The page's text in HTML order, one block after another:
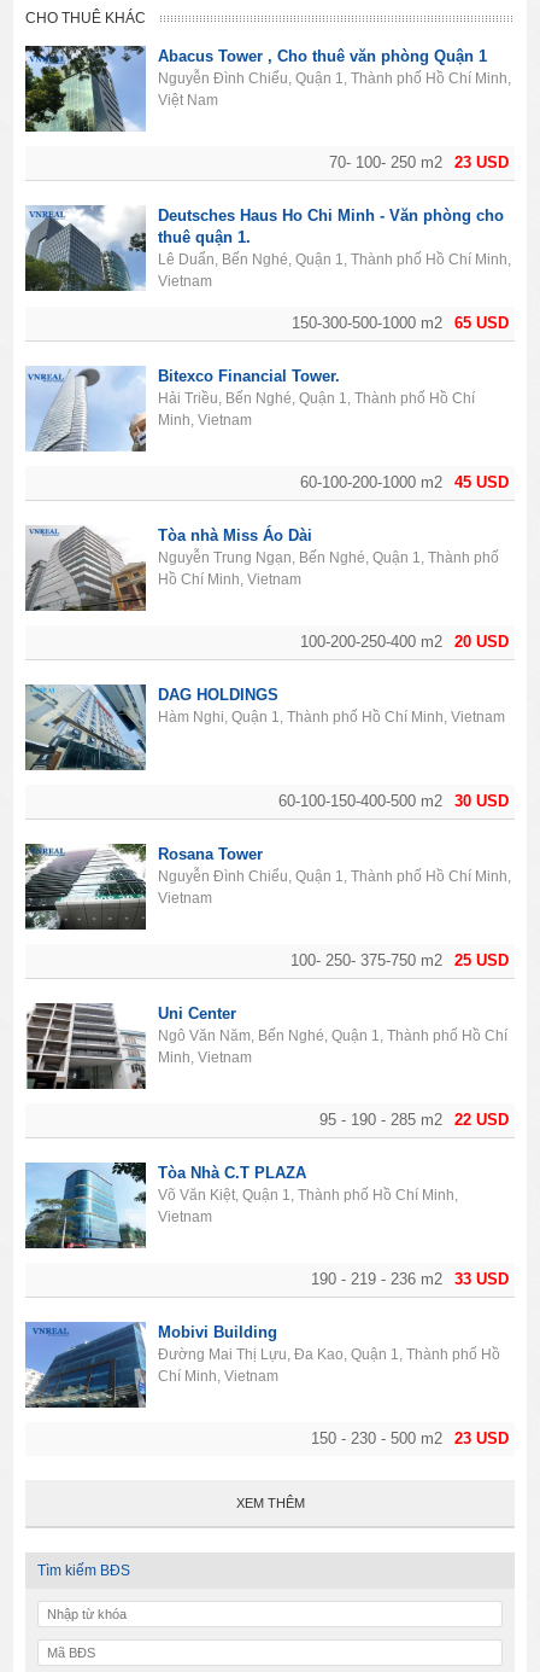
CHO THUÊ KHÁC
23 USD
70- 100- 250 m2
Abacus Tower , Cho thuê văn phòng Quận 1
Nguyễn Đình Chiểu, Quận 1, Thành phố Hồ Chí Minh,
Việt Nam
65 USD
150-300-500-1000 m2
Deutsches Haus Ho Chi Minh - Văn phòng cho
thuê quận 1.
Lê Duẩn, Bến Nghé, Quận 1, Thành phố Hồ Chí Minh,
Vietnam
45 USD
60-100-200-1000 m2
Bitexco Financial Tower.
Hải Triều, Bến Nghé, Quận 1, Thành phố Hồ Chí
Minh, Vietnam
20 USD
100-200-250-400 m2
Tòa nhà Miss Áo Dài
Nguyễn Trung Ngạn, Bến Nghé, Quận 1, Thành phố
Hồ Chí Minh, Vietnam
30 USD
60-100-150-400-500 m2
DAG HOLDINGS
Hàm Nghi, Quận 1, Thành phố Hồ Chí Minh, Vietnam
25 USD
100- 250- 375-750 m2
Rosana Tower
Nguyễn Đình Chiểu, Quận 1, Thành phố Hồ Chí Minh,
Vietnam
22 USD
95 - 190 - 285 m2
Uni Center
Ngô Văn Năm, Bến Nghé, Quận 1, Thành phố Hồ Chí
Minh, Vietnam
33 USD
190 - 219 - 236 m2
Tòa Nhà C.T PLAZA
Võ Văn Kiệt, Quận 1, Thành phố Hồ Chí Minh,
Vietnam
23 USD
150 - 230 - 500 m2
Mobivi Building
Đường Mai Thị Lựu, Đa Kao, Quận 1, Thành phố Hồ
Chí Minh, Vietnam
XEM THÊM
Tìm kiếm BĐS